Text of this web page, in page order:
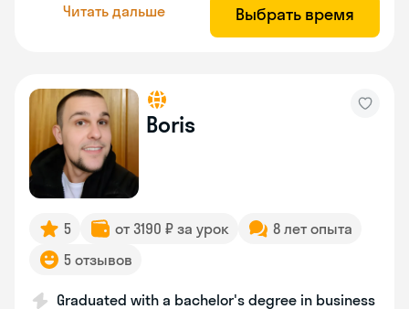
Читать дальше Выбрать время
Boris
5 от 3190 ₽ за урок
8 лет опыта
5 отзывов
Graduated with a bachelor's degree in business